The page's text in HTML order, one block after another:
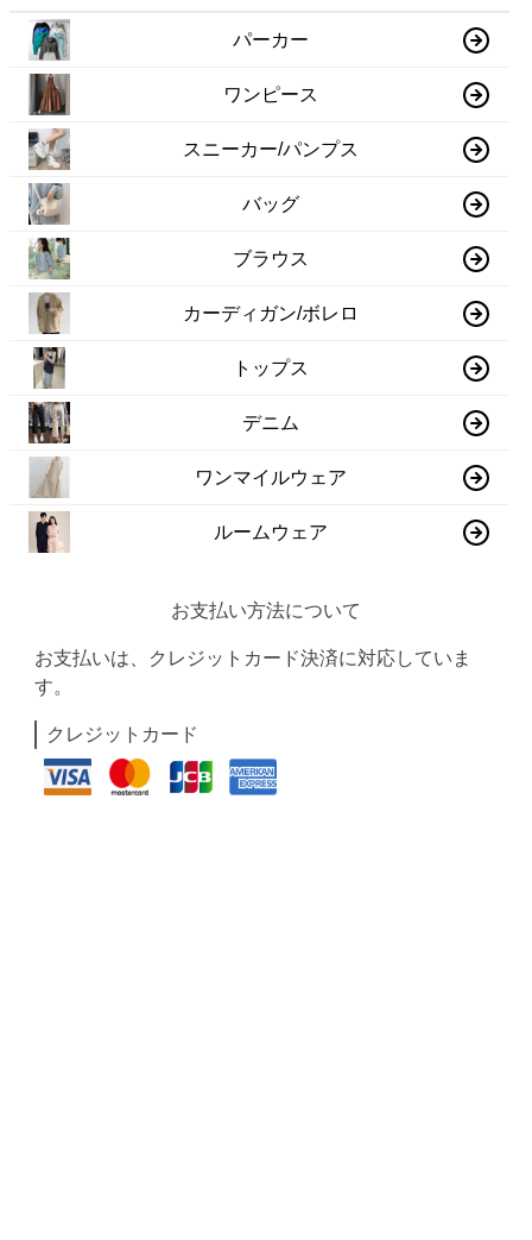
パーカー
ワンピース
スニーカー/パンプス
バッグ
ブラウス
カーディガン/ボレロ
トップス
デニム
ワンマイルウェア
ルームウェア
お支払い方法について
お支払いは、クレジットカード決済に対応していま
す。
クレジットカード